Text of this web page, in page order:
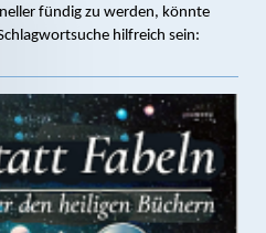
fündig zu werden, könnte
hilfreich sein: